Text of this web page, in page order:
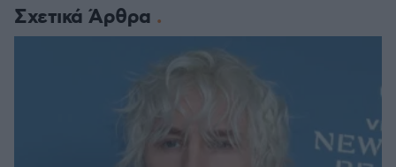
Σχετικά Άρθρα